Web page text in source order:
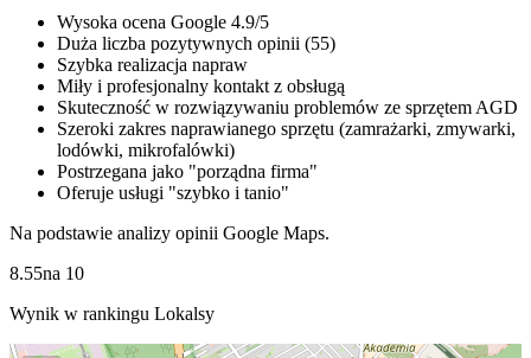
Wysoka ocena Google 4.9/5
Duża liczba pozytywnych opinii (55)
Szybka realizacja napraw
Miły i profesjonalny kontakt z obsługą
Skuteczność w rozwiązywaniu problemów ze sprzętem AGD
Szeroki zakres naprawianego sprzętu (zamrażarki, zmywarki,
lodówki, mikrofalówki)
Postrzegana jako "porządna firma"
Oferuje usługi "szybko i tanio"
Na podstawie analizy opinii Google Maps.
8.55na 10
Wynik w rankingu Lokalsy